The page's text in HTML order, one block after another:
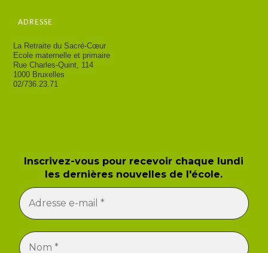
ADRESSE
La Retraite du Sacré-Cœur
Ecole maternelle et primaire
Rue Charles-Quint, 114
1000 Bruxelles
02/736.23.71
Inscrivez-vous pour recevoir chaque lundi
les dernières nouvelles de l'école.